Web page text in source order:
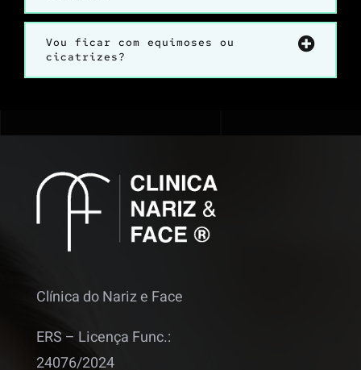
Vou ficar com equimoses ou
cicatrizes?
Clínica do Nariz e Face
ERS – Licença Func.:
24076/2024